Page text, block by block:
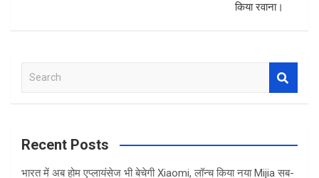
किया रवाना।
a
c
Recent Posts
भारत में अब होम एप्लायंसेज भी बेचेगी Xiaomi, लॉन्च किया नया Mijia सब-